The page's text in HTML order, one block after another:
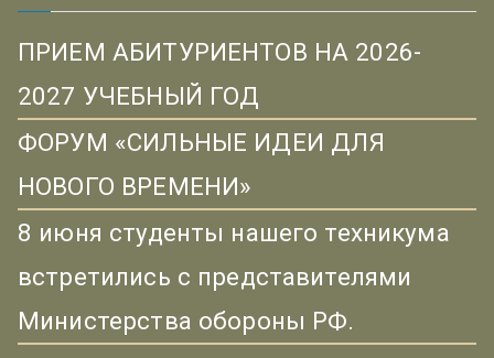
ПРИЕМ АБИТУРИЕНТОВ НА 2026-
2027 УЧЕБНЫЙ ГОД
ФОРУМ «СИЛЬНЫЕ ИДЕИ ДЛЯ
НОВОГО ВРЕМЕНИ»
8 июня студенты нашего техникума
встретились с представителями
Министерства обороны РФ.